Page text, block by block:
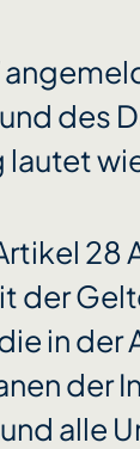
des
lautet
der
in der
der
alle